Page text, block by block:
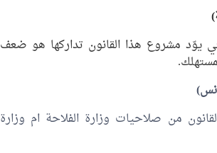
يوّد مشروع هذا القانون تداركها هو ضعف
من صلاحيات وزارة الفلاحة ام وزارة